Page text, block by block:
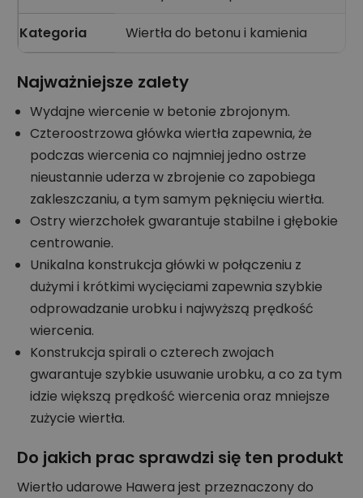
Kategoria Wiertła do betonu i kamienia
Najważniejsze zalety
Wydajne wiercenie w betonie zbrojonym.
Czteroostrzowa główka wiertła zapewnia, że
podczas wiercenia co najmniej jedno ostrze
nieustannie uderza w zbrojenie co zapobiega
zakleszczaniu, a tym samym pęknięciu wiertła.
Ostry wierzchołek gwarantuje stabilne i głębokie
centrowanie.
Unikalna konstrukcja główki w połączeniu z
dużymi i krótkimi wycięciami zapewnia szybkie
odprowadzanie urobku i najwyższą prędkość
wiercenia.
Konstrukcja spirali o czterech zwojach
gwarantuje szybkie usuwanie urobku, a co za tym
idzie większą prędkość wiercenia oraz mniejsze
zużycie wiertła.
Do jakich prac sprawdzi się ten produkt
Wiertło udarowe Hawera jest przeznaczony do